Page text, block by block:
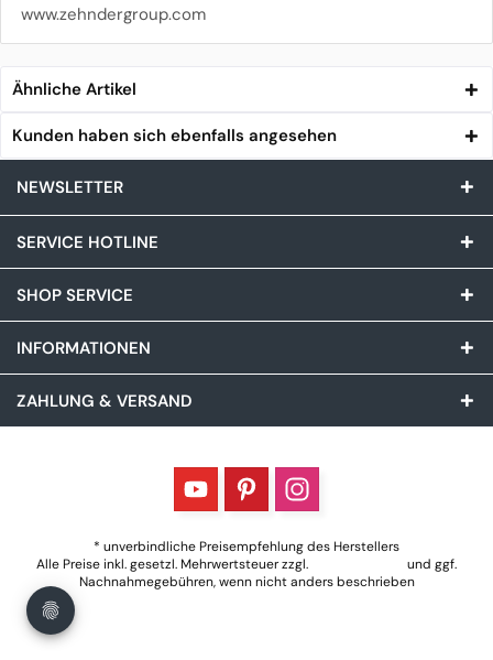
www.zehndergroup.com
Ähnliche Artikel
Kunden haben sich ebenfalls angesehen
NEWSLETTER
SERVICE HOTLINE
SHOP SERVICE
INFORMATIONEN
ZAHLUNG & VERSAND
* unverbindliche Preisempfehlung des Herstellers
Alle Preise inkl. gesetzl. Mehrwertsteuer zzgl.
und ggf.
Nachnahmegebühren, wenn nicht anders beschrieben